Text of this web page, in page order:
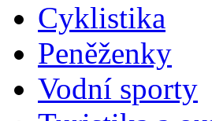
Cyklistika
Peněženky
Vodní sporty